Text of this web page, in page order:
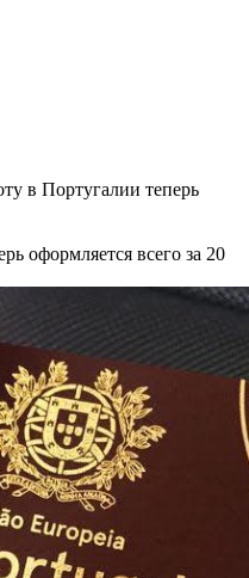
в Португалии теперь
оформляется всего за 20